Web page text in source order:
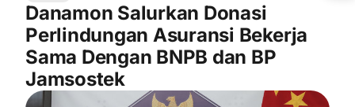
Danamon Salurkan Donasi
Perlindungan Asuransi Bekerja
Sama Dengan BNPB dan BP
Jamsostek